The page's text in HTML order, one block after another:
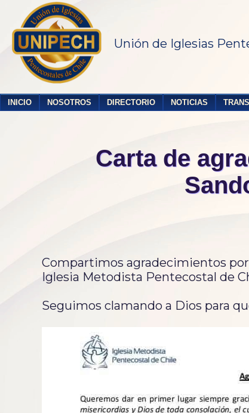
Unión de Iglesias
INICIO NOSOTROS DIRECTORIO NOTICIAS
Carta de
Compartimos agradecimientos
Iglesia Metodista Pentecostal de
Seguimos clamando a Dios para